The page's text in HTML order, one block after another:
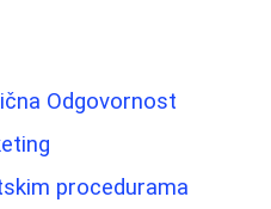
Odgovornost
procedurama